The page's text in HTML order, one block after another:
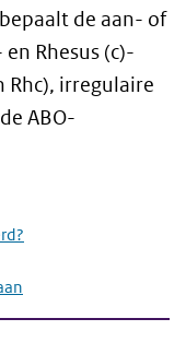
de aan- of
Rhesus (c)-
Rhc), irregulaire
ABO-